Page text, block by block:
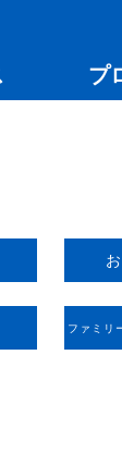
プ
ファミリ